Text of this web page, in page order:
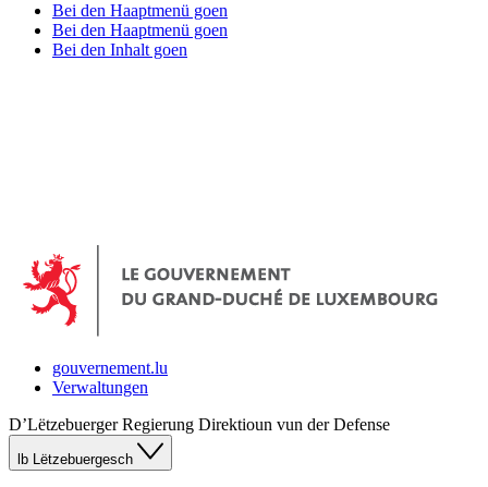
Bei den Haaptmenü goen
Bei den Haaptmenü goen
Bei den Inhalt goen
gouvernement.lu
Verwaltungen
D’Lëtzebuerger Regierung Direktioun vun der Defense
lb Lëtzebuergesch